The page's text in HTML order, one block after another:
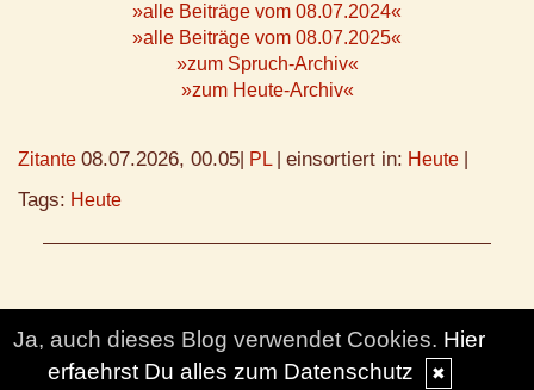
»alle Beiträge vom 08.07.2024«
»alle Beiträge vom 08.07.2025«
»zum Spruch-Archiv«
»zum Heute-Archiv«
Zitante 08.07.2026, 00.05 PL einsortiert in: Heute
Tags: Heute
© DesignBlog V5 powered by BlueLionWebdesign.de
Ja, auch dieses Blog verwendet Cookies. Hier
erfaehrst Du alles zum Datenschutz
✖